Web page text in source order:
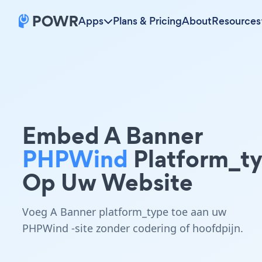
Apps Plans & PricingAboutResources
Embed A Banner
PHPWind
Op Uw Website
Voeg A Banner platform_type toe aan uw
PHPWind -site zonder codering of hoofdpijn.